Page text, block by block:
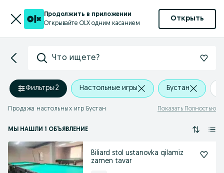
Продолжить в приложении
Открывайте OLX одним касанием
Открыть
Что ищете?
Фильтры·2 Настольные игры Бустан
Продажа настольных игр Бустан Показать Полностью
МЫ НАШЛИ 1 ОБЪЯВЛЕНИЕ
Biliard stol ustanovka qilamiz
zamen tavar